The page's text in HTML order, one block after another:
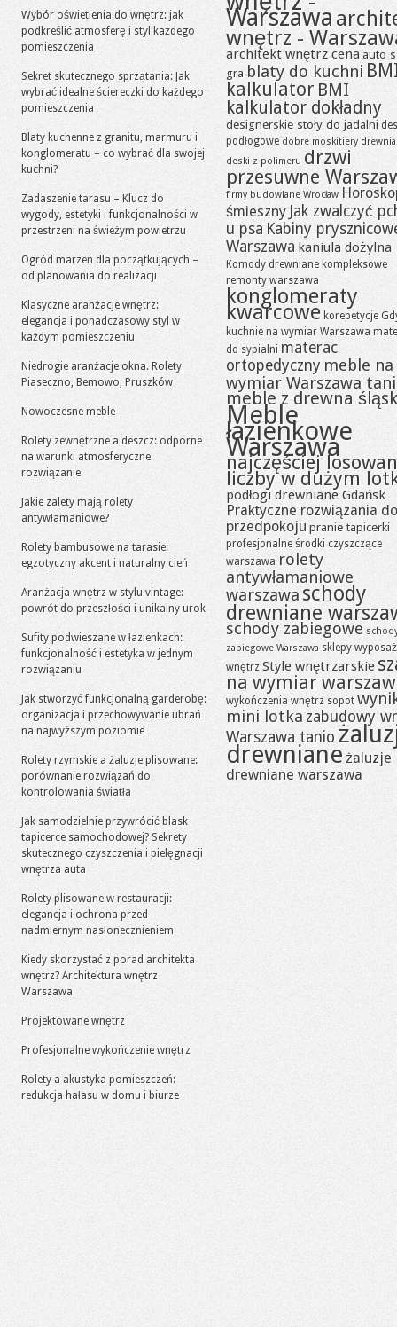
Wybór oświetlenia do wnętrz: jak
podkreślić atmosferę i styl każdego
pomieszczenia
Sekret skutecznego sprzątania: Jak
wybrać idealne ściereczki do każdego
pomieszczenia
Blaty kuchenne z granitu, marmuru i
konglomeratu – co wybrać dla swojej
kuchni?
Zadaszenie tarasu – Klucz do
wygody, estetyki i funkcjonalności w
przestrzeni na świeżym powietrzu
Ogród marzeń dla początkujących –
od planowania do realizacji
Klasyczne aranżacje wnętrz:
elegancja i ponadczasowy styl w
każdym pomieszczeniu
Niedrogie aranżacje okna. Rolety
Piaseczno, Bemowo, Pruszków
Nowoczesne meble
Rolety zewnętrzne a deszcz: odporne
na warunki atmosferyczne
rozwiązanie
Jakie zalety mają rolety
antywłamaniowe?
Rolety bambusowe na tarasie:
egzotyczny akcent i naturalny cień
Aranżacja wnętrz w stylu vintage:
powrót do przeszłości i unikalny urok
Sufity podwieszane w łazienkach:
funkcjonalność i estetyka w jednym
rozwiązaniu
Jak stworzyć funkcjonalną garderobę:
organizacja i przechowywanie ubrań
na najwyższym poziomie
Rolety rzymskie a żaluzje plisowane:
porównanie rozwiązań do
kontrolowania światła
Jak samodzielnie przywrócić blask
tapicerce samochodowej? Sekrety
skutecznego czyszczenia i pielęgnacji
wnętrza auta
Rolety plisowane w restauracji:
elegancja i ochrona przed
nadmiernym nasłonecznieniem
Kiedy skorzystać z porad architekta
wnętrz? Architektura wnętrz
Warszawa
Projektowane wnętrz
Profesjonalne wykończenie wnętrz
Rolety a akustyka pomieszczeń:
redukcja hałasu w domu i biurze
Warszawa
wnętrz -
architekt wnętrz cena auto
gra blaty do kuchni
kalkulator BMI
kalkulator dokładny
designerskie stoły do jadalni
podłogowe dobre moskitiery
deski z polimeru drzwi
przesuwne
firmy budowlane Wrocław
śmieszny Jak zwalczyć
u psa Kabiny
Warszawa kaniula dożylna
Komody drewniane kompleksowe
remonty warszawa
konglomeraty
kwarcowe korepetycje
kuchnie na wymiar Warszawa
do sypialni materac
ortopedyczny meble na
wymiar Warszawa
meble z drewna
Meble
łazienkowe
Warszawa
najczęściej
liczby w dużym
podłogi drewniane Gdańsk
Praktyczne rozwiązania do
przedpokoju pranie tapicerki
profesjonalne środki czyszczące
warszawa rolety
antywłamaniowe
warszawa schody
drewniane
schody zabiegowe
zabiegowe Warszawa sklepy
wnętrz Style wnętrzarskie
na wymiar
wykończenia wnętrz sopot
mini lotka zabudowy
Warszawa tanio
drewniane żaluzje
drewniane warszawa